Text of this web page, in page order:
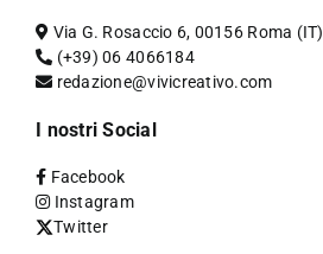
Via G. Rosaccio 6, 00156 Roma (IT)
(+39) 06 4066184
redazione@vivicreativo.com
I nostri Social
Facebook
Instagram
Twitter